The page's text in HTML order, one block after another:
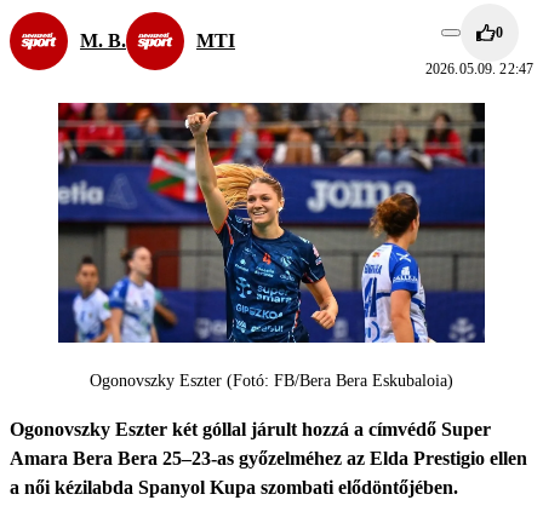
M. B. MTI 0
2026.05.09. 22:47
Ogonovszky Eszter (Fotó: FB/Bera Bera Eskubaloia)
Ogonovszky Eszter két góllal járult hozzá a címvédő Super
Amara Bera Bera 25–23-as győzelméhez az Elda Prestigio ellen
a női kézilabda Spanyol Kupa szombati elődöntőjében.